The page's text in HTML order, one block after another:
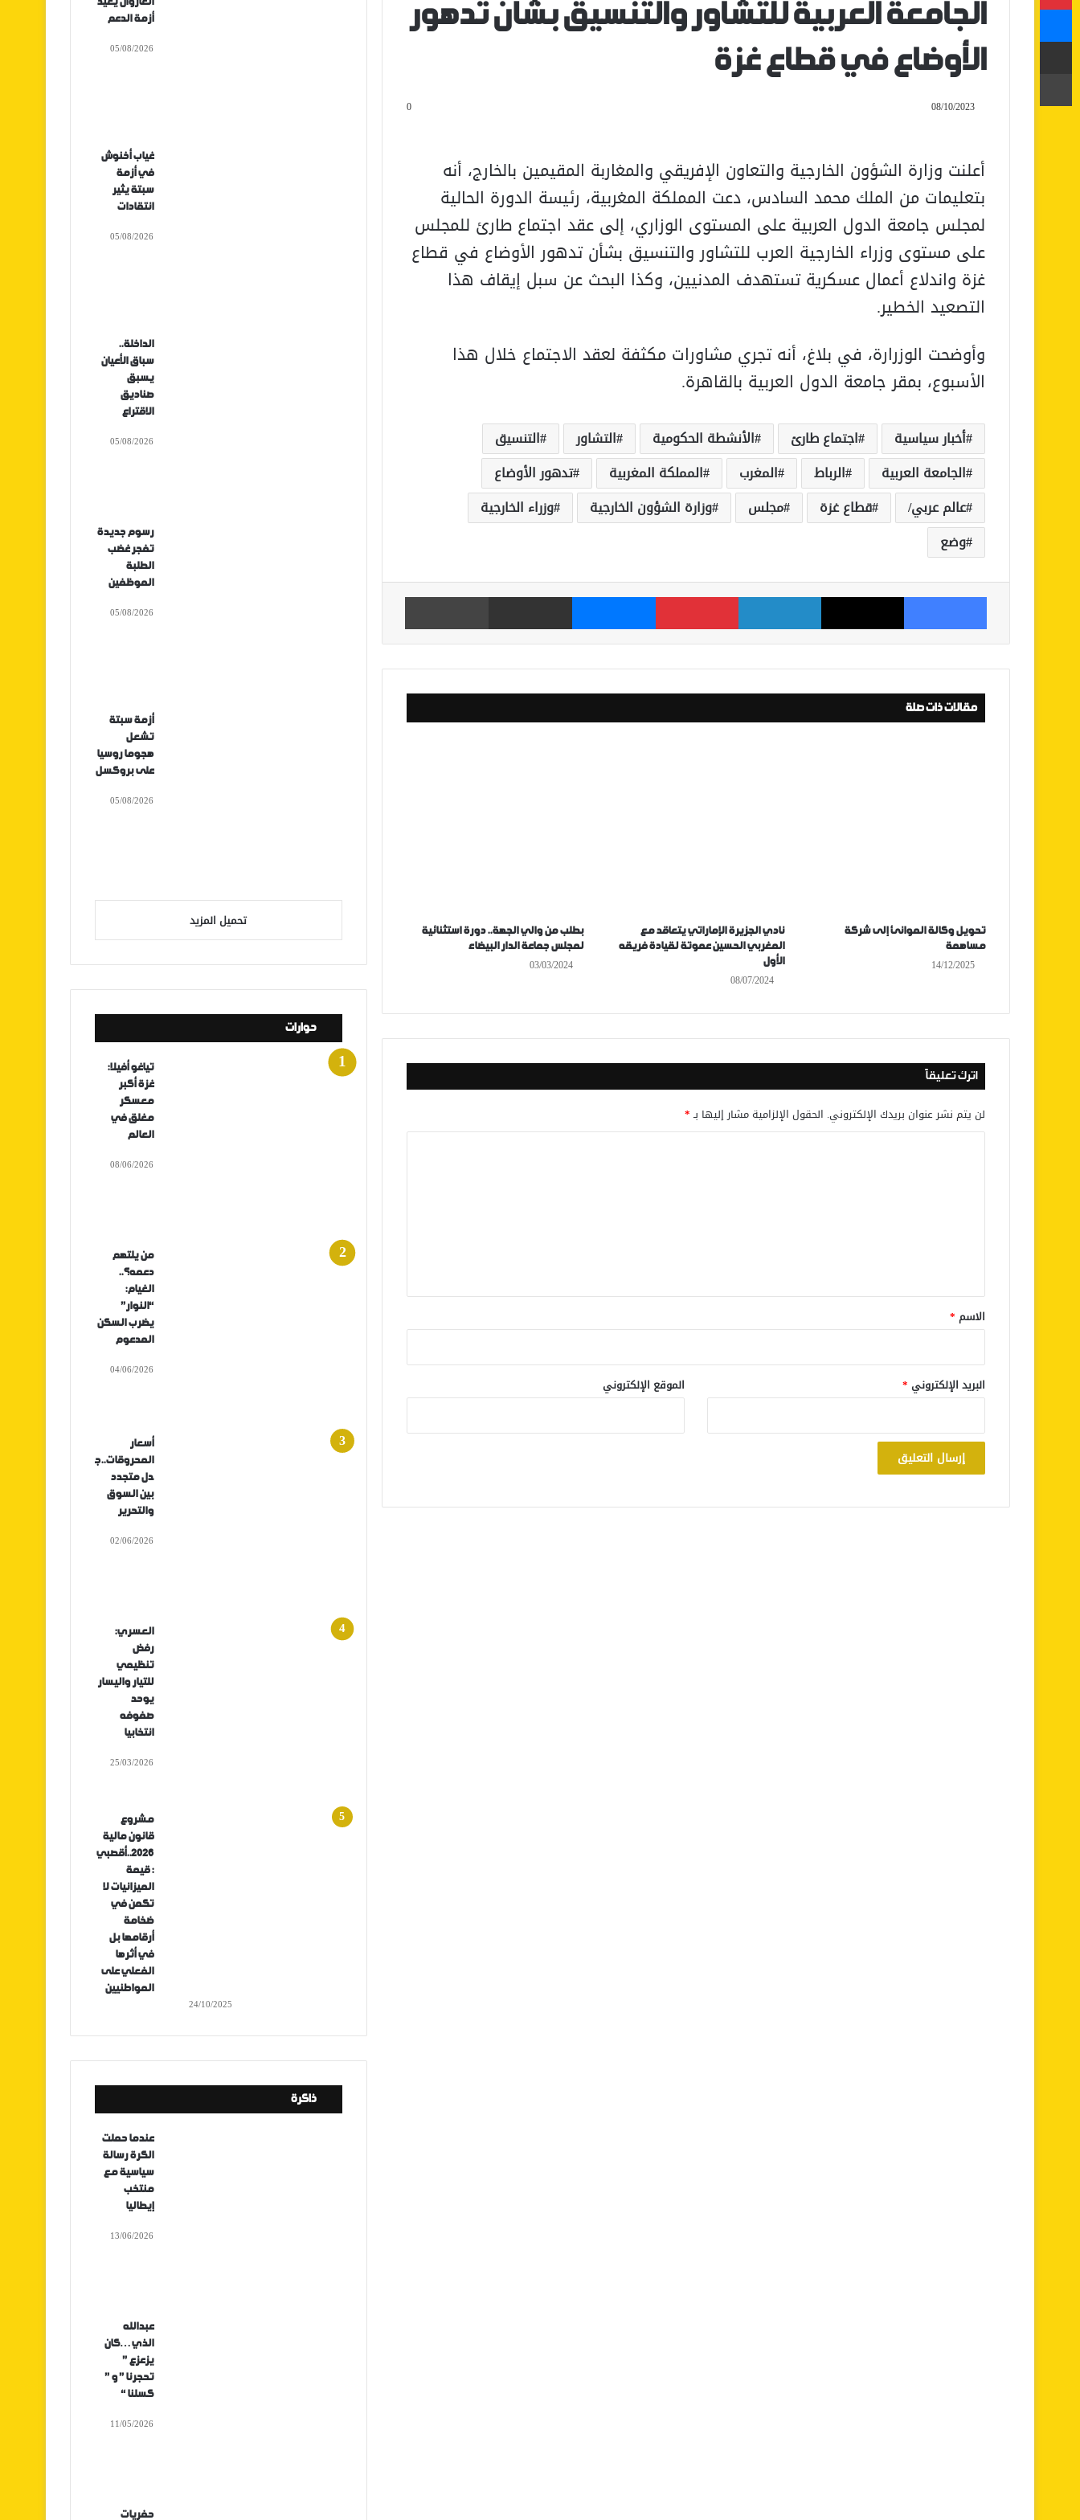
الجامعة العربية للتشاور والتنسيق بشأن تدهور
الأوضاع في قطاع غزة
08/10/2023
0
أعلنت وزارة الشؤون الخارجية والتعاون الإفريقي والمغاربة المقيمين بالخارج، أنه
بتعليمات من الملك محمد السادس، دعت المملكة المغربية، رئيسة الدورة الحالية
لمجلس جامعة الدول العربية على المستوى الوزاري، إلى عقد اجتماع طارئ للمجلس
على مستوى وزراء الخارجية العرب للتشاور والتنسيق بشأن تدهور الأوضاع في قطاع
غزة واندلاع أعمال عسكرية تستهدف المدنيين، وكذا البحث عن سبل إيقاف هذا
التصعيد الخطير.
وأوضحت الوزرارة، في بلاغ، أنه تجري مشاورات مكثفة لعقد الاجتماع خلال هذا
الأسبوع، بمقر جامعة الدول العربية بالقاهرة.
أخبار سياسية اجتماع طارئ الأنشطة الحكومية التشاور
التنسيق
الجامعة العربية
الرباط المغرب المملكة المغربية
تدهور الأوضاع
عالم عربي/
قطاع غزة مجلس وزارة الشؤون الخارجية
وزراء الخارجية
وضع
فيسبوك ‫X لينكدإن بينتيريست ماسنجر مشاركة عبر البريد
مقالات ذات صلة
تحويل وكالة الموانئ إلى شركة
مساهمة
14/12/2025
نادي الجزيرة الإماراتي يتعاقد مع
المغربي الحسين عموتة لقيادة فريقه
الأول
08/07/2024
بطلب من والي الجهة.. دورة استثنائية
لمجلس جماعة الدار البيضاء
03/03/2024
اترك تعليقاً
لن يتم نشر عنوان بريدك الإلكتروني. الحقول الإلزامية مشار إليها بـ*
*
الاسم *
البريد الإلكتروني * الموقع الإلكتروني
أزمة الدعم
05/08/2026
غياب أخنوش
في أزمة
سبتة يثير
انتقادات
05/08/2026
الداخلة..
سباق الأعيان
يسبق
صناديق
الاقتراع
05/08/2026
رسوم جديدة
تفجر غضب
الطلبة
الموظفين
05/08/2026
أزمة سبتة
تشعل
هجوما روسيا
على بروكسل
05/08/2026
تحميل المزيد
حوارات
تياغو أفيلا:
غزة أكبر
معسكر
مغلق في
العالم
08/06/2026
من يلتهم
دعمه؟..
الغيام:
“النوار”
يضرب السكن
المدعوم
04/06/2026
أسعار
المحروقات..ج
دل متجدد
بين السوق
والتحرير
02/06/2026
العسري:
رفض
تنظيمي
للتيار واليسار
يوحد
صفوفه
انتخابيا
25/03/2026
مشروع
قانون مالية
2026..أقصبي
: قيمة
الميزانيات لا
تكمن في
ضخامة
أرقامها بل
في أثرها
الفعلي على
المواطنيين
24/10/2025
ذاكرة
عندما حملت
الكرة رسالة
سياسية مع
منتخب
إيطاليا
13/06/2026
عبدالله
الذي…كان
يزعزع ”
تحجرنا ” و ”
كسلنا “
11/05/2026
حفريات